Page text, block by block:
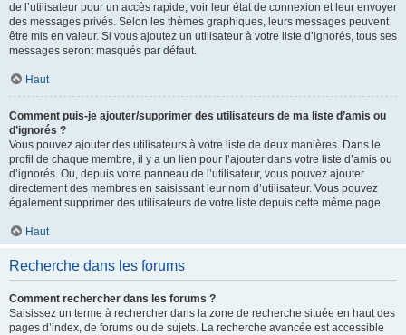
de l’utilisateur pour un accès rapide, voir leur état de connexion et leur envoyer
des messages privés. Selon les thèmes graphiques, leurs messages peuvent
être mis en valeur. Si vous ajoutez un utilisateur à votre liste d’ignorés, tous ses
messages seront masqués par défaut.
Haut
Comment puis-je ajouter/supprimer des utilisateurs de ma liste d’amis ou
d’ignorés ?
Vous pouvez ajouter des utilisateurs à votre liste de deux manières. Dans le
profil de chaque membre, il y a un lien pour l’ajouter dans votre liste d’amis ou
d’ignorés. Ou, depuis votre panneau de l’utilisateur, vous pouvez ajouter
directement des membres en saisissant leur nom d’utilisateur. Vous pouvez
également supprimer des utilisateurs de votre liste depuis cette même page.
Haut
Recherche dans les forums
Comment rechercher dans les forums ?
Saisissez un terme à rechercher dans la zone de recherche située en haut des
pages d’index, de forums ou de sujets. La recherche avancée est accessible